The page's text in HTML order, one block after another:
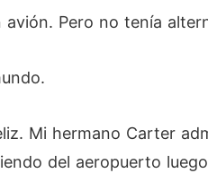
Pero no tenía
Mi hermano Carter
del aeropuerto